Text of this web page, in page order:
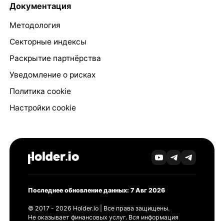
Документация
Методология
Секторные индексы
Раскрытие партнёрства
Уведомление о рисках
Политика cookie
Настройки cookie
Последнее обновление данных: 7 Авг 2026
© 2017 - 2026 Holder.io | Все права защищены.
Не оказывает финансовых услуг. Вся информация